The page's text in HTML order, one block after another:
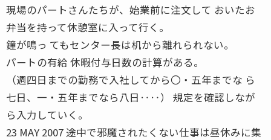
現場のパートさんたちが、始業前に注文して おいたお
弁当を持って休憩室に入って行く。
鐘が鳴っ てもセンター長は机から離れられない。
パートの有給 休暇付与日数の計算がある。
（週四日までの勤務で入社してから〇・五年までな ら
七日、一・五年までなら八日‥‥） 規定を確認しなが
ら入力していく。
23 MAY 2007 途中で邪魔されたくない仕事は昼休みに集